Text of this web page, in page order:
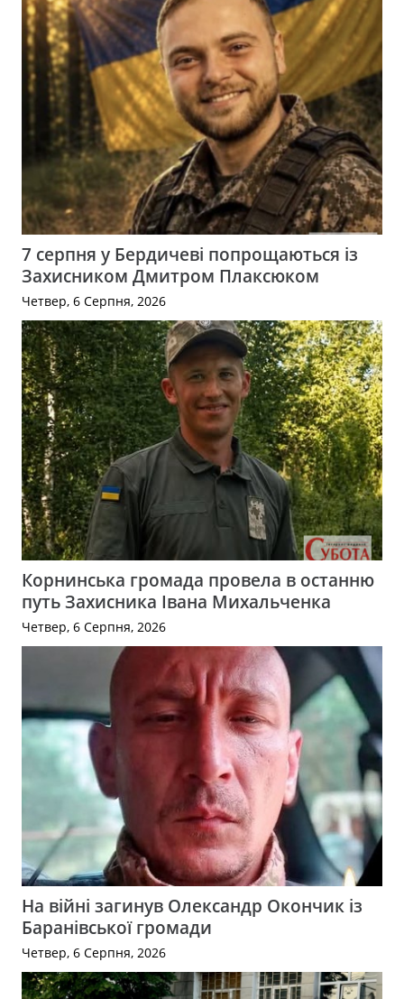
7 серпня у Бердичеві попрощаються із
Захисником Дмитром Плаксюком
Четвер, 6 Серпня, 2026
Корнинська громада провела в останню
путь Захисника Івана Михальченка
Четвер, 6 Серпня, 2026
На війні загинув Олександр Окончик із
Баранівської громади
Четвер, 6 Серпня, 2026